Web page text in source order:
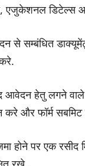
एजुकेशनल डिटेल्स
से सम्बंधित
आवेदन हेतु लगने
और फॉर्म
होने पर एक रसीद